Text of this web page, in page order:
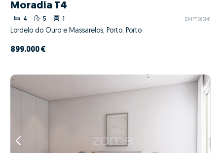
Moradia T4
4 5 1 ZMPT585141
Lordelo do Ouro e Massarelos, Porto, Porto
899.000 €